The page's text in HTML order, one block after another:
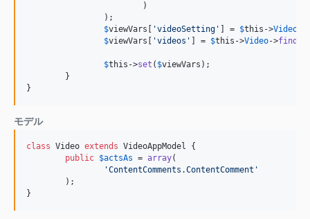
$viewVars 'videoSetting ' ] = $this ->
$viewVars 'videos ' ] = $this ->Video->find
$this ->set ( $viewVars );
}
モデル
class Video extends VideoAppModel {
public $actsAs = array(
'ContentComments.ContentComment '
}